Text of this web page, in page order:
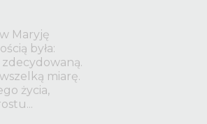
Maryję
była:
zdecydowaną.
miarę.
życia,